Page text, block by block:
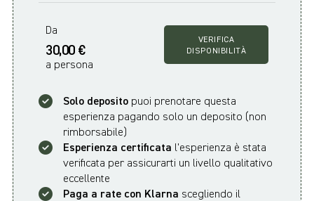
Da
30,00 €
a persona
VERIFICA
DISPONIBILITÀ
Solo deposito puoi prenotare questa
esperienza pagando solo un deposito (non
rimborsabile)
Esperienza certificata l'esperienza è stata
verificata per assicurarti un livello qualitativo
eccellente
Paga a rate con Klarna scegliendo il